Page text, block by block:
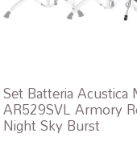
Set Batteria Acustica
AR529SVL Armory
Night Sky Burst